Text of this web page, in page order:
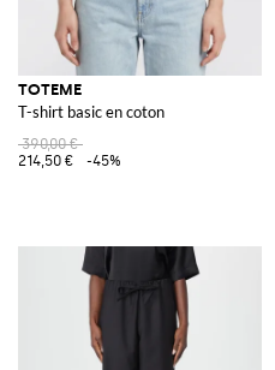
TOTEME
T-shirt basic en coton
390,00 €
214,50 €
-45%